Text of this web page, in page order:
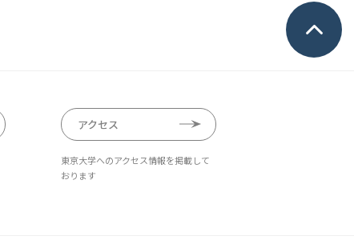
アクセス
東京大学へのアクセス情報を掲載して
おります